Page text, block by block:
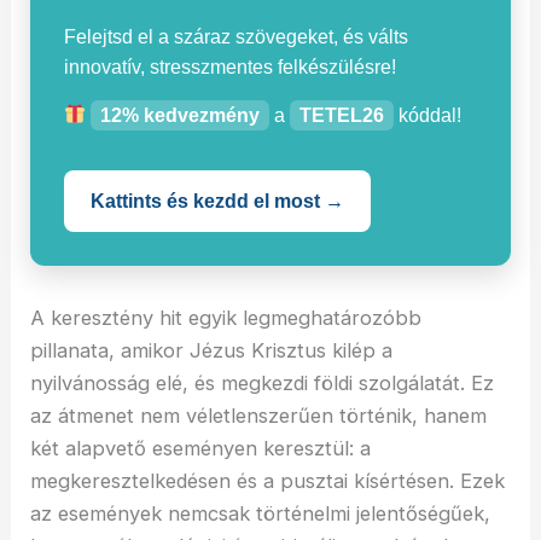
Felejtsd el a száraz szövegeket, és válts
innovatív, stresszmentes felkészülésre!
12% kedvezmény a TETEL26 kóddal!
Kattints és kezdd el most →
A keresztény hit egyik legmeghatározóbb
pillanata, amikor Jézus Krisztus kilép a
nyilvánosság elé, és megkezdi földi szolgálatát. Ez
az átmenet nem véletlenszerűen történik, hanem
két alapvető eseményen keresztül: a
megkeresztelkedésen és a pusztai kísértésen. Ezek
az események nemcsak történelmi jelentőségűek,